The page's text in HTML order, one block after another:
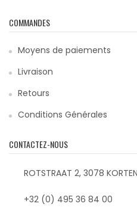
COMMANDES
Moyens de paiements
Livraison
Retours
Conditions Générales
CONTACTEZ-NOUS
ROTSTRAAT 2, 3078
+32 (0) 495 36 84 00